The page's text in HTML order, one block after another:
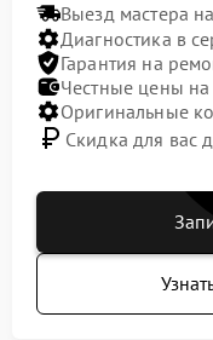
Выезд мастера
Диагностика в
Гарантия на
Честные цены
Оригинальные
Скидка для вас